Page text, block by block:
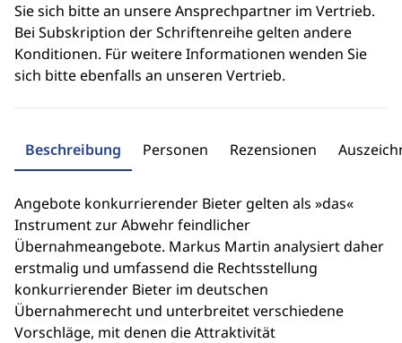
Sie sich bitte an unsere Ansprechpartner im Vertrieb.
Bei Subskription der Schriftenreihe gelten andere
Konditionen. Für weitere Informationen wenden Sie
sich bitte ebenfalls an unseren Vertrieb.
Beschreibung Personen Rezensionen
Angebote konkurrierender Bieter gelten als »das«
Instrument zur Abwehr feindlicher
Übernahmeangebote. Markus Martin analysiert daher
erstmalig und umfassend die Rechtsstellung
konkurrierender Bieter im deutschen
Übernahmerecht und unterbreitet verschiedene
Vorschläge, mit denen die Attraktivität